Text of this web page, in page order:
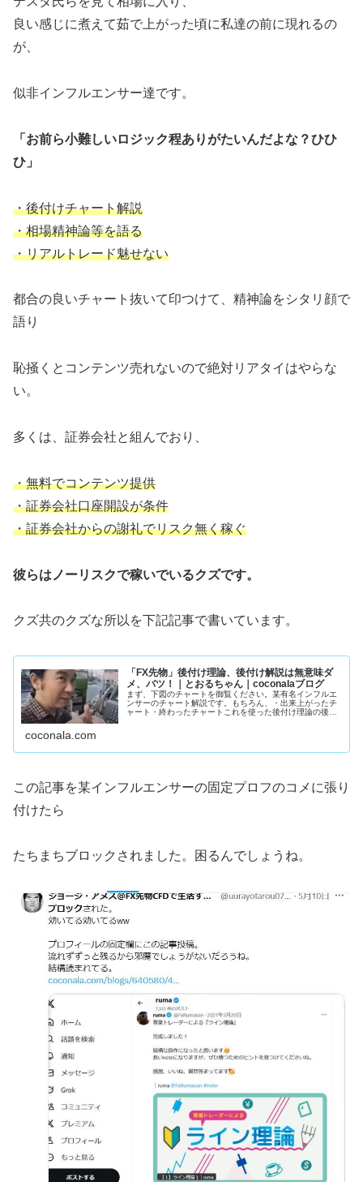
良い感じに煮えて茹で上がった頃に私達の前に現れるの
が、
似非インフルエンサー達です。
「お前ら小難しいロジック程ありがたいんだよな？ひひ
ひ」
・後付けチャート解説
・相場精神論等を語る
・リアルトレード魅せない
都合の良いチャート抜いて印つけて、精神論をシタリ顔で
語り
恥掻くとコンテンツ売れないので絶対リアタイはやらな
い。
多くは、証券会社と組んでおり、
・無料でコンテンツ提供
・証券会社口座開設が条件
・証券会社からの謝礼でリスク無く稼ぐ
彼らはノーリスクで稼いでいるクズです。
クズ共のクズな所以を下記記事で書いています。
「FX先物」後付け理論、後付け解説は無意味ダ
メ、バツ！｜とおるちゃん｜coconalaブログ
まず、下図のチャートを御覧ください。某有名インフルエ
ンサーのチャート解説です。もちろん、・出来上がったチ
ャート・終わったチャートこれを使った後付け理論の後付
coconala.com
この記事を某インフルエンサーの固定プロフのコメに張り
付けたら
たちまちブロックされました。困るんでしょうね。